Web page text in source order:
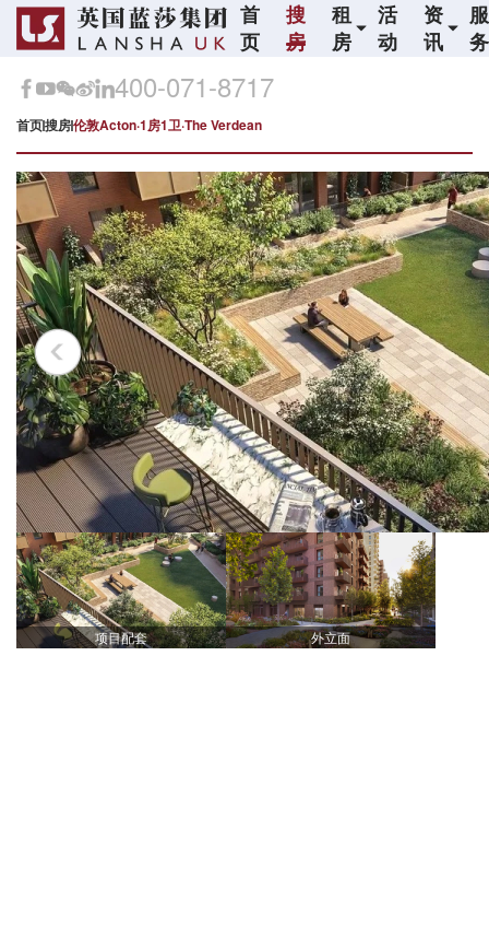
首
页
搜
房
租
房
活
动
资
讯
服
务
400-071-8717
首页搜房伦敦Acton·1房1卫·The Verdean
项目配套 外立面